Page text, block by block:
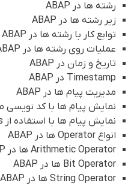
رشته ها در ABAP
زیر رشته ها در ABAP
توابع کار با رشته ها در ABAP
عملیات روی رشته ها در ABAP
تاریخ و زمان در ABAP
Timestamp در ABAP
مدیریت پیام ها در ABAP
نمایش پیام ها با کد نویسی
نمایش پیام ها با استفاده از Message Class
انواع Operator ها در ABAP
Arithmetic Operator ها در ABAP
Bit Operator ها در ABAP
String Operator ها در ABAP